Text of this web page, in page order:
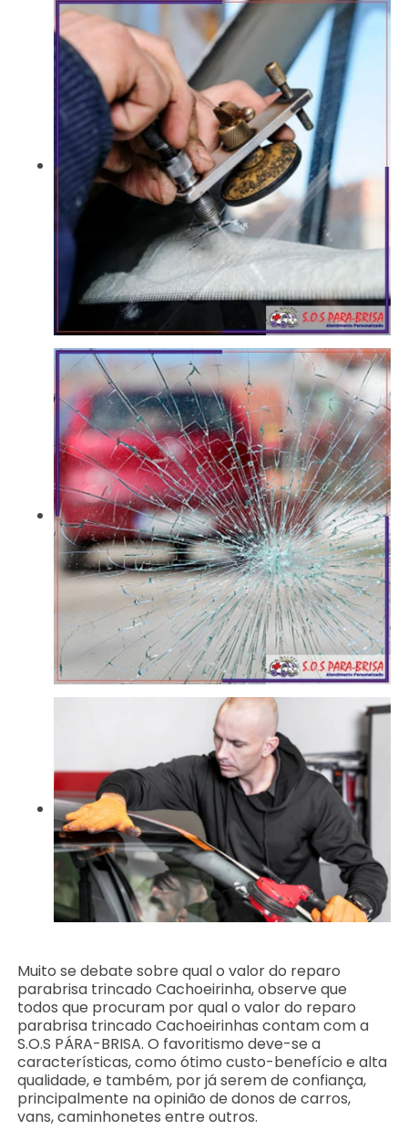
Muito se debate sobre qual o valor do reparo
parabrisa trincado Cachoeirinha, observe que
todos que procuram por qual o valor do reparo
parabrisa trincado Cachoeirinhas contam com a
S.O.S PÁRA-BRISA. O favoritismo deve-se a
características, como ótimo custo-benefício e alta
qualidade, e também, por já serem de confiança,
principalmente na opinião de donos de carros,
vans, caminhonetes entre outros.